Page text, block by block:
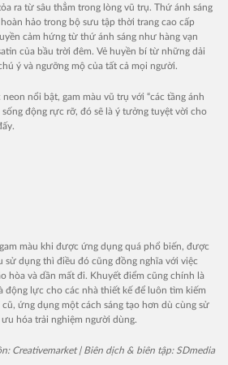
ra từ sâu thẳm trong lòng vũ trụ. Thứ ánh sáng
hảo trong bộ sưu tập thời trang cao cấp
cảm hứng từ thứ ánh sáng như hàng vạn
của bầu trời đêm. Vẻ huyền bí từ những dải
ý và ngưỡng mộ của tất cả mọi người.
nổi bật, gam màu vũ trụ với “các tầng ánh
sống động rực rỡ, đó sẽ là ý tưởng tuyệt vời cho
màu khi được ứng dụng quá phổ biến, được
sử dụng thì điều đó cũng đồng nghĩa với việc
hòa và dần mất đi. Khuyết điểm cũng chính là
động lực cho các nhà thiết kế để luôn tìm kiếm
ứng dụng một cách sáng tạo hơn dù cùng sử
hóa trải nghiệm người dùng.
Creativemarket | Biên dịch & biên tập: SDmedia